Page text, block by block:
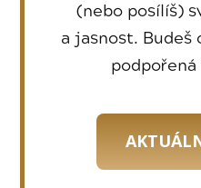
(nebo posílíš)
a jasnost. Budeš
podpořená